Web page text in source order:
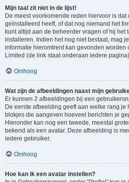
Mijn taal zit niet in de lijst!
De meest voorkomende reden hiervoor is
geïnstalleerd heeft, of dat nog niemand het
kunt altijd aan de beheerder vragen of hij het
installeren. Indien het nog niet bestaat, mag
informatie hieromtrent kan gevonden worden
Limited (de link staat onderaan iedere
Omhoog
Wat zijn de afbeeldingen naast mijn
Er kunnen 2 afbeeldingen bij een
De eerste afbeelding geeft aan welke rang je
blokjes die aangeven hoeveel berichten je
Hieronder kan nog een tweede, meestal
bekend als een avatar. Deze afbeelding is
iedere gebruiker.
Omhoog
Hoe kan ik een avatar instellen?